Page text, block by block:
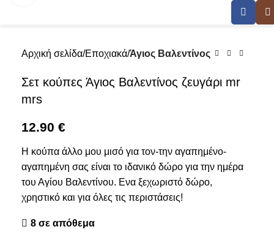
Αρχική σελίδα Εποχιακά Άγιος Βαλεντίνος
Σετ κούπες Άγιος Βαλεντίνος ζευγάρι mr
mrs
12.90 €
Η κούπα άλλο μου μισό για τον-την αγαπημένο-
αγαπημένη σας είναι το ιδανικό δώρο για την ημέρα
του Αγίου Βαλεντίνου. Ενα ξεχωριστό δώρο,
χρηστικό και για όλες τις περιστάσεις!
8 σε απόθεμα